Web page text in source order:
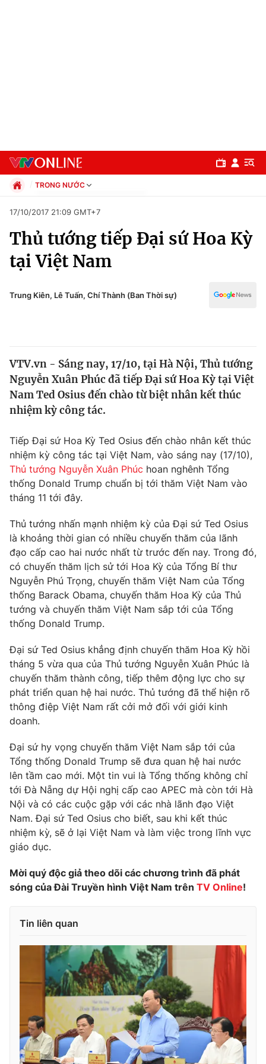
Chuyên mục
Chính trị
Xã hội
Y tế
Thế giới
Thế giới đó đây
Câu chuyện quốc tế
Kinh tế
Tài chính
Thị trường
Dữ liệu và đời sống
Phim VTV
Hậu trường
Nhân vật
Khán giả
Giải sao mai
Giải trí
Điện ảnh
Âm nhạc
Sao
Đời sống
Du lịch
Làm đẹp
Chất lượng cuộc sống
Giáo dục
Học trực tuyến
Công nghệ
Hitech Công nghệ tương lai
Sản phẩm
Thị trường
Tư vấn
Giao lưu trực tuyến
Lịch phát sóng
Chuyên mục khác
Emagazine Podcast
Photo Infographic
Video
VTV Money VTV Thể thao
VTV Sức khoẻ
Thị trường 24h Tấm lòng Việt
Vươn mình bằng AI
VTV9 VTV8
Liên hệ tòa soạn English
TRONG NƯỚC
Xã hội
Pháp luật
Thể thao
Văn hóa - Giải trí
Giáo dục
17/10/2017 21:09 GMT+7
Thủ tướng tiếp Đại sứ Hoa Kỳ
tại Việt Nam
Trung Kiên, Lê Tuấn, Chí Thành (Ban Thời sự)
VTV.vn - Sáng nay, 17/10, tại Hà Nội, Thủ tướng
Nguyễn Xuân Phúc đã tiếp Đại sứ Hoa Kỳ tại Việt
Nam Ted Osius đến chào từ biệt nhân kết thúc
nhiệm kỳ công tác.
Tiếp Đại sứ Hoa Kỳ Ted Osius đến chào nhân kết thúc
nhiệm kỳ công tác tại Việt Nam, vào sáng nay (17/10),
Thủ tướng Nguyễn Xuân Phúc hoan nghênh Tổng
thống Donald Trump chuẩn bị tới thăm Việt Nam vào
tháng 11 tới đây.
Thủ tướng nhấn mạnh nhiệm kỳ của Đại sứ Ted Osius
là khoảng thời gian có nhiều chuyến thăm của lãnh
đạo cấp cao hai nước nhất từ trước đến nay. Trong đó,
có chuyến thăm lịch sử tới Hoa Kỳ của Tổng Bí thư
Nguyễn Phú Trọng, chuyến thăm Việt Nam của Tổng
thống Barack Obama, chuyến thăm Hoa Kỳ của Thủ
tướng và chuyến thăm Việt Nam sắp tới của Tổng
thống Donald Trump.
Đại sứ Ted Osius khẳng định chuyến thăm Hoa Kỳ hồi
tháng 5 vừa qua của Thủ tướng Nguyễn Xuân Phúc là
chuyến thăm thành công, tiếp thêm động lực cho sự
phát triển quan hệ hai nước. Thủ tướng đã thể hiện rõ
thông điệp Việt Nam rất cởi mở đối với giới kinh
doanh.
Đại sứ hy vọng chuyến thăm Việt Nam sắp tới của
Tổng thống Donald Trump sẽ đưa quan hệ hai nước
lên tầm cao mới. Một tin vui là Tổng thống không chỉ
tới Đà Nẵng dự Hội nghị cấp cao APEC mà còn tới Hà
Nội và có các cuộc gặp với các nhà lãnh đạo Việt
Nam. Đại sứ Ted Osius cho biết, sau khi kết thúc
nhiệm kỳ, sẽ ở lại Việt Nam và làm việc trong lĩnh vực
giáo dục.
Mời quý độc giả theo dõi các chương trình đã phát
sóng của Đài Truyền hình Việt Nam trên TV Online!
Tin liên quan